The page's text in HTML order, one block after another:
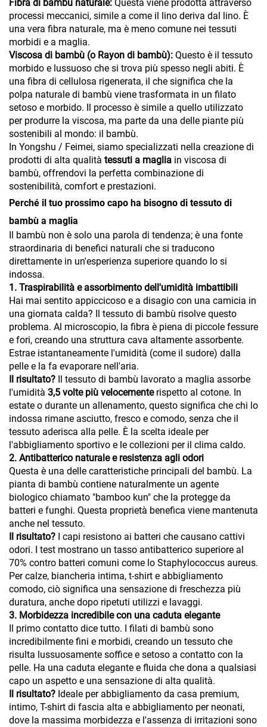
Fibra di bambù naturale: Questa viene prodotta attraverso
processi meccanici, simile a come il lino deriva dal lino. È
una vera fibra naturale, ma è meno comune nei tessuti
morbidi e a maglia.
Viscosa di bambù (o Rayon di bambù): Questo è il tessuto
morbido e lussuoso che si trova più spesso negli abiti. È
una fibra di cellulosa rigenerata, il che significa che la
polpa naturale di bambù viene trasformata in un filato
setoso e morbido. Il processo è simile a quello utilizzato
per produrre la viscosa, ma parte da una delle piante più
sostenibili al mondo: il bambù.
In Yongshu / Feimei, siamo specializzati nella creazione di
prodotti di alta qualità tessuti a maglia in viscosa di
bambù, offrendovi la perfetta combinazione di
sostenibilità, comfort e prestazioni.
Perché il tuo prossimo capo ha bisogno di tessuto di
bambù a maglia
Il bambù non è solo una parola di tendenza; è una fonte
straordinaria di benefici naturali che si traducono
direttamente in un'esperienza superiore quando lo si
indossa.
1. Traspirabilità e assorbimento dell'umidità imbattibili
Hai mai sentito appiccicoso e a disagio con una camicia in
una giornata calda? Il tessuto di bambù risolve questo
problema. Al microscopio, la fibra è piena di piccole fessure
e fori, creando una struttura cava altamente assorbente.
Estrae istantaneamente l'umidità (come il sudore) dalla
pelle e la fa evaporare nell'aria.
Il risultato?
Il tessuto di bambù lavorato a maglia assorbe
l'umidità 3,5 volte più velocemente rispetto al cotone. In
estate o durante un allenamento, questo significa che chi lo
indossa rimane asciutto, fresco e comodo, senza che il
tessuto aderisca alla pelle. È la scelta ideale per
l'abbigliamento sportivo e le collezioni per il clima caldo.
2. Antibatterico naturale e resistenza agli odori
Questa è una delle caratteristiche principali del bambù. La
pianta di bambù contiene naturalmente un agente
biologico chiamato "bamboo kun" che la protegge da
batteri e funghi. Questa proprietà benefica viene mantenuta
anche nel tessuto.
Il risultato?
I capi resistono ai batteri che causano cattivi
odori. I test mostrano un tasso antibatterico superiore al
70% contro batteri comuni come lo Staphylococcus aureus.
Per calze, biancheria intima, t-shirt e abbigliamento
comodo, ciò significa una sensazione di freschezza più
duratura, anche dopo ripetuti utilizzi e lavaggi.
3. Morbidezza incredibile con una caduta elegante
Il primo contatto dice tutto. I filati di bambù sono
incredibilmente fini e morbidi, creando un tessuto che
risulta lussuosamente soffice e setoso a contatto con la
pelle. Ha una caduta elegante e fluida che dona a qualsiasi
capo un aspetto e una sensazione di alta qualità.
Il risultato? Ideale per abbigliamento da casa premium,
intimo, T-shirt di fascia alta e abbigliamento per neonati,
dove la massima morbidezza e l'assenza di irritazioni sono